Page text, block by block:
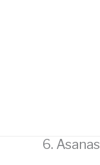
6. Asanas